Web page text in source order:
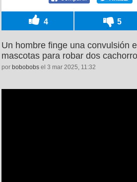
4 5
Un hombre finge una convulsión
mascotas para robar dos
por bobobobs el 3 mar 2025, 11:32